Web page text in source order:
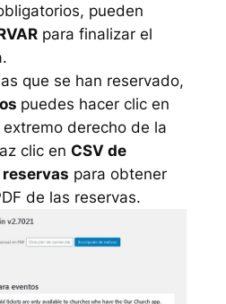
pueden
para finalizar el
que se han reservado,
puedes hacer clic en
extremo derecho de la
clic en CSV de
reservas para obtener
de las reservas.